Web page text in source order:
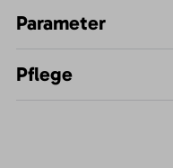
Parameter
Pflege